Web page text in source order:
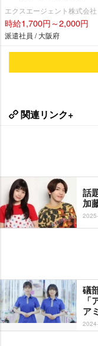
エクスエージェント株式会社
時給1,700円～2,000円
派遣社員 / 大阪府
関連リンク+
話
加
礒
ア